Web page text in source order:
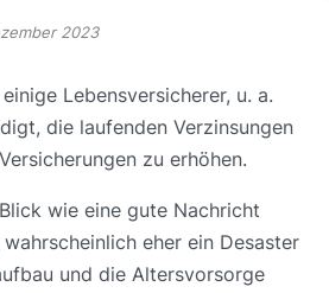
2023
Lebensversicherer, u. a.
die laufenden Verzinsungen
zu erhöhen.
wie eine gute Nachricht
eher ein Desaster
und die Altersvorsorge